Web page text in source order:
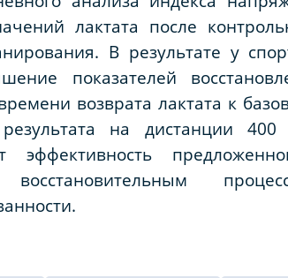
лактата после
В результате у
показателей
возврата лактата к
результата на дистанции
эффективность
восстановительным